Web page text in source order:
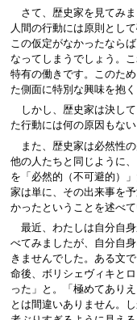
さて、歴史家を見てみま
人間の行動には原則とし
この仮定がなかったなら
なってしまうでしょう。
特有の働きです。このた
た側面に特別な興味を抱
しかし、歴史家は決し
た行動には何の原因もな
また、歴史家は必然性の
他の人たちと同じように
を「必然的（不可避的）
家は単に、その出来事を
かったということを述べて
最近、わたしは自分自身
べてみましたが、自分自
きませんでした。ある文
命後、ボリシェヴィキと
った」と。「極めてあり
とは間違いありません。